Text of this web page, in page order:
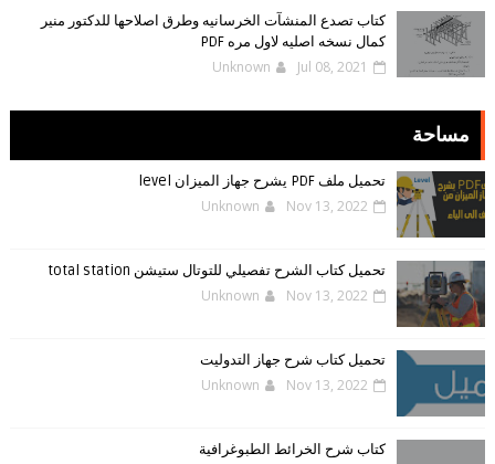
كتاب تصدع المنشآت الخرسانيه وطرق اصلاحها للدكتور منير
كمال نسخه اصليه لاول مره PDF
Unknown Jul 08, 2021
مساحة
تحميل ملف PDF يشرح جهاز الميزان level
Unknown Nov 13, 2022
تحميل كتاب الشرح تفصيلي للتوتال ستيشن total station
Unknown Nov 13, 2022
تحميل كتاب شرح جهاز التدوليت
Unknown Nov 13, 2022
كتاب شرح الخرائط الطبوغرافية